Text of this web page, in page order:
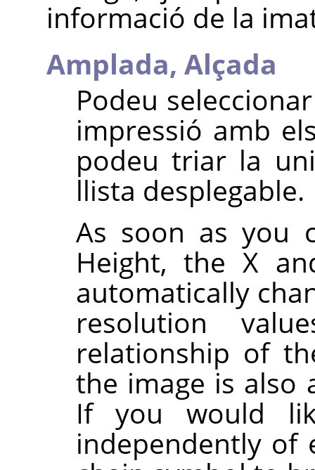
informació de la
Amplada, Alçada
Podeu
impressió amb
podeu triar la
llista desplegable.
As soon as you
Height, the X
automatically
resolution
relationship of
the image is also
If you would
independently